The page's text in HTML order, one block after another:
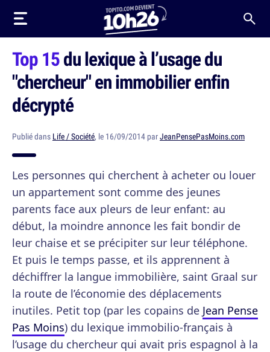
Top 15du lexique à l’usage du
"chercheur" en immobilier enfin
décrypté
Publié dans Life / Société, le 16/09/2014 parJeanPensePasMoins.com
Les personnes qui cherchent à acheter ou louer
un appartement sont comme des jeunes
parents face aux pleurs de leur enfant: au
début, la moindre annonce les fait bondir de
leur chaise et se précipiter sur leur téléphone.
Et puis le temps passe, et ils apprennent à
déchiffrer la langue immobilière, saint Graal sur
la route de l’économie des déplacements
inutiles. Petit top (par les copains de Jean Pense
Pas Moins) du lexique immobilio-français à
l’usage du chercheur qui avait pris espagnol à la